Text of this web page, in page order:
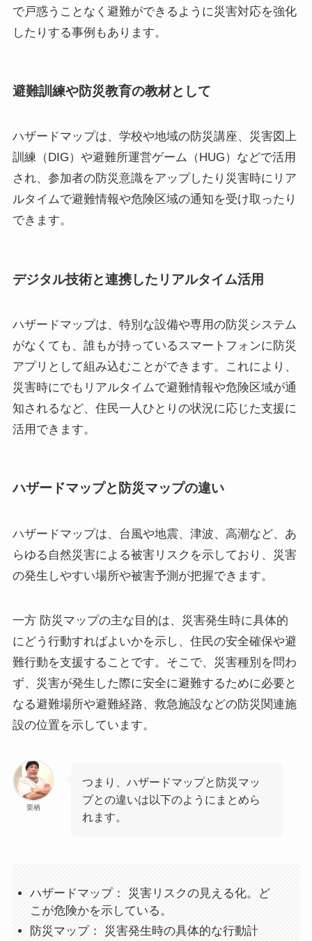
で戸惑うことなく避難ができるように災害対応を強化
したりする事例もあります。
避難訓練や防災教育の教材として
ハザードマップは、学校や地域の防災講座、災害図上
訓練（DIG）や避難所運営ゲーム（HUG）などで活用
され、参加者の防災意識をアップしたり災害時にリア
ルタイムで避難情報や危険区域の通知を受け取ったり
できます。
デジタル技術と連携したリアルタイム活用
ハザードマップは、特別な設備や専用の防災システム
がなくても、誰もが持っているスマートフォンに防災
アプリとして組み込むことができます。これにより、
災害時にでもリアルタイムで避難情報や危険区域が通
知されるなど、住民一人ひとりの状況に応じた支援に
活用できます。
ハザードマップと防災マップの違い
ハザードマップは、台風や地震、津波、高潮など、あ
らゆる自然災害による被害リスクを示しており、災害
の発生しやすい場所や被害予測が把握できます。
一方 防災マップの主な目的は、災害発生時に具体的
にどう行動すればよいかを示し、住民の安全確保や避
難行動を支援することです。そこで、災害種別を問わ
ず、災害が発生した際に安全に避難するために必要と
なる避難場所や避難経路、救急施設などの防災関連施
設の位置を示しています。
栗栖
つまり、ハザードマップと防災マッ
プとの違いは以下のようにまとめら
れます。
ハザードマップ： 災害リスクの見える化。ど
こが危険かを示している。
防災マップ： 災害発生時の具体的な行動計